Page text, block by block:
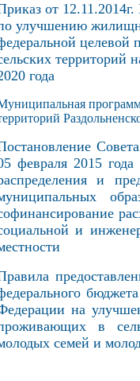
от
улучшению
целевой
территорий
года
февраля 2015
и
и
на
в
семей и